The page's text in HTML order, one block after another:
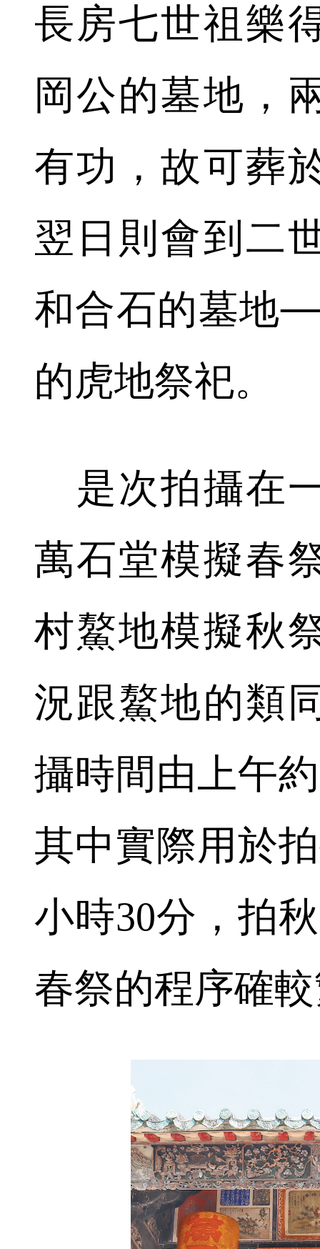
長房七世祖樂
岡公的墓地，
有功，故可葬
翌日則會到二
和合石的墓地
的虎地祭祀。
是次拍攝在
萬石堂模擬春
村鰲地模擬秋
況跟鰲地的類
攝時間由上午
其中實際用於
小時30分，拍
春祭的程序確